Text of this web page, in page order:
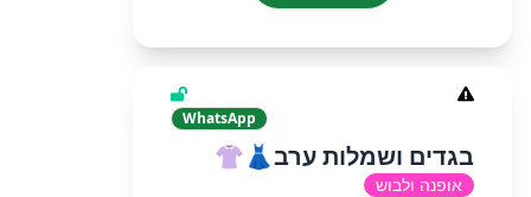
WhatsApp
בגדים ושמלות ערב👗👚
אופנה ולבוש